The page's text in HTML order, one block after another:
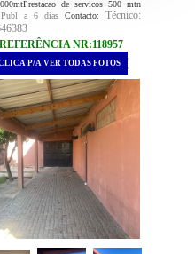
de servicos 500 mtn
Publ a 6 dias Contacto: Técnico:
REFERÊNCIA NR:118957
.
P/A VER TODAS FOTOS .